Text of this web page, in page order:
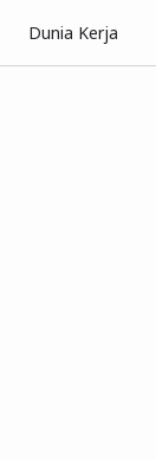
Dunia Kerja